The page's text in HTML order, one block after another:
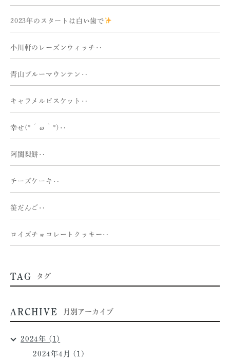
2023年のスタートは白い歯で
小川軒のレーズンウィッチ‥
青山ブルーマウンテン‥
キャラメルビスケット‥
幸せ(*´ω｀*)‥
阿闍梨餅‥
チーズケーキ‥
笹だんご‥
ロイズチョコレートクッキー‥
TAG タグ
ARCHIVE 月別アーカイブ
2024年 (1)
2024年4月 (1)